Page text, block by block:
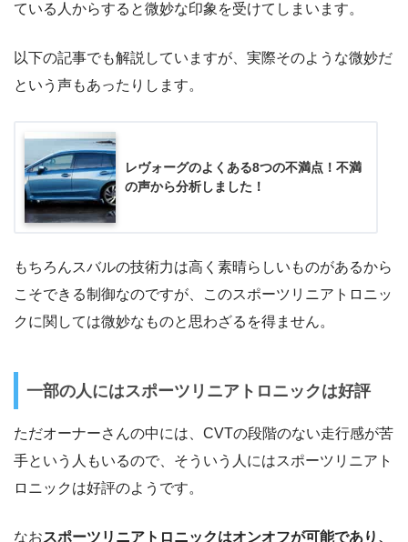
ている人からすると微妙な印象を受けてしまいます。
以下の記事でも解説していますが、実際そのような微妙だ
という声もあったりします。
レヴォーグのよくある8つの不満点！不満
の声から分析しました！
もちろんスバルの技術力は高く素晴らしいものがあるから
こそできる制御なのですが、このスポーツリニアトロニッ
クに関しては微妙なものと思わざるを得ません。
一部の人にはスポーツリニアトロニックは好評
ただオーナーさんの中には、CVTの段階のない走行感が苦
手という人もいるので、そういう人にはスポーツリニアト
ロニックは好評のようです。
なおスポーツリニアトロニックはオンオフが可能であり、